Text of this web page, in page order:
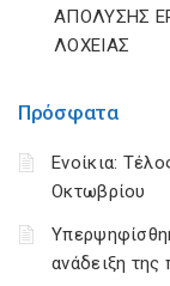
Πρόσφατα
Ενοίκια:
Οκτωβρίου
ανάδειξη της
ΑΠΟΛΥΣΗΣ
ΛΟΧΕΙΑΣ